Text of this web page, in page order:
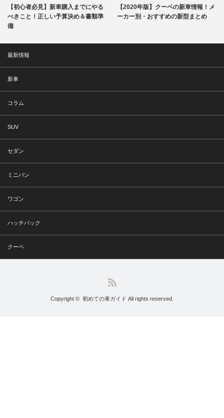
【初心者必見】新車購入までにやる
べきこと！正しい予算決め＆書類準
備
【2020年版】クーペの新車情報！メ
ーカー別・おすすめの新型まとめ
最新情報
新車
コラム
SUV
セダン
ミニバン
ワゴン
ハッチバック
クーペ
Copyright © 初めての車ガイド All rights reserved.